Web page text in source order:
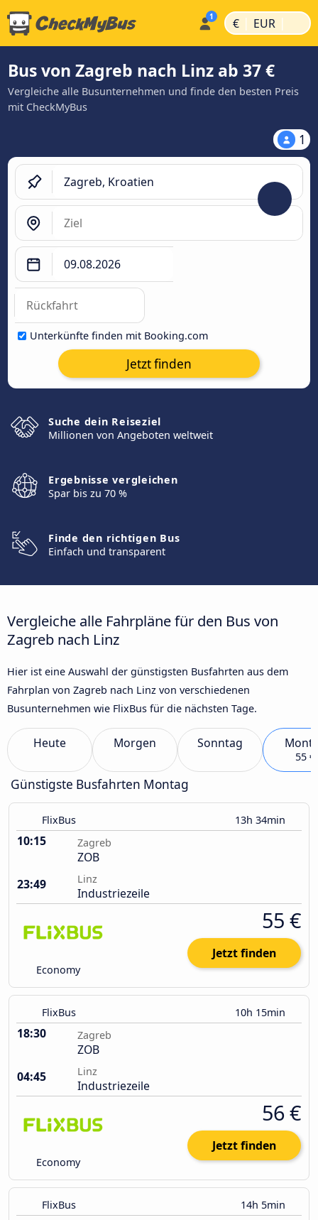
€ | EUR |
Bus von Zagreb nach Linz ab 37 €
Vergleiche alle Busunternehmen und finde den besten Preis
mit CheckMyBus
1
Unterkünfte finden mit Booking.com
Jetzt finden
Suche dein Reiseziel
Millionen von Angeboten weltweit
Ergebnisse vergleichen
Spar bis zu 70 %
Finde den richtigen Bus
Einfach und transparent
Vergleiche alle Fahrpläne für den Bus von
Zagreb nach Linz
Hier ist eine Auswahl der günstigsten Busfahrten aus dem
Fahrplan von Zagreb nach Linz von verschiedenen
Busunternehmen wie FlixBus für die nächsten Tage.
Heute Morgen Sonntag
55 €
Günstigste Busfahrten Montag
FlixBus 13h 34min
10:15 Zagreb
ZOB
23:49
Linz
Industriezeile
Economy
55 €
Jetzt finden
FlixBus 10h 15min
18:30 Zagreb
ZOB
04:45
Linz
Industriezeile
Economy
56 €
Jetzt finden
FlixBus 14h 5min